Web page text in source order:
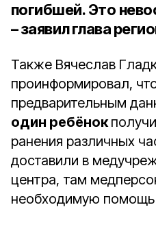
погибшей. Это
– заявил глава
Также Вячеслав
проинформировал,
предварительным
один ребёнок
ранения различных
доставили в
центра, там
необходимую помощь